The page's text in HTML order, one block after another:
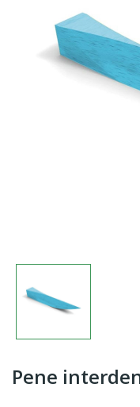
Pene